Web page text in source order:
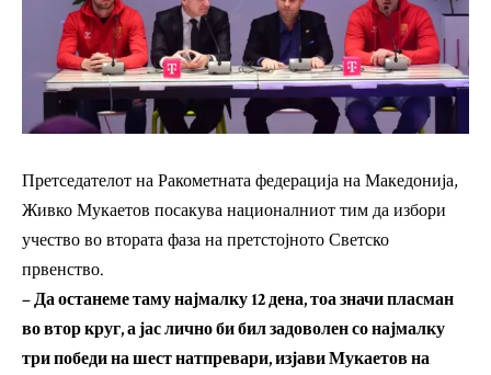
Претседателот на Ракометната федерација на Македонија,
Живко Мукаетов посакува националниот тим да избори
учество во втората фаза на претстојното Светско
првенство.
– Да останеме таму најмалку 12 дена, тоа значи пласман
во втор круг, а јас лично би бил задоволен со најмалку
три победи на шест натпревари, изјави Мукаетов на